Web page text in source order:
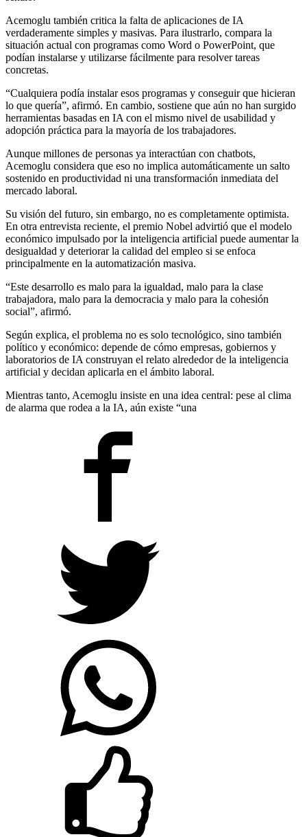
Acemoglu también critica la falta de aplicaciones de IA
verdaderamente simples y masivas. Para ilustrarlo, compara la
situación actual con programas como Word o PowerPoint, que
podían instalarse y utilizarse fácilmente para resolver tareas
concretas.
“Cualquiera podía instalar esos programas y conseguir que hicieran
lo que quería”, afirmó. En cambio, sostiene que aún no han surgido
herramientas basadas en IA con el mismo nivel de usabilidad y
adopción práctica para la mayoría de los trabajadores.
Aunque millones de personas ya interactúan con chatbots,
Acemoglu considera que eso no implica automáticamente un salto
sostenido en productividad ni una transformación inmediata del
mercado laboral.
Su visión del futuro, sin embargo, no es completamente optimista.
En otra entrevista reciente, el premio Nobel advirtió que el modelo
económico impulsado por la inteligencia artificial puede aumentar la
desigualdad y deteriorar la calidad del empleo si se enfoca
principalmente en la automatización masiva.
“Este desarrollo es malo para la igualdad, malo para la clase
trabajadora, malo para la democracia y malo para la cohesión
social”, afirmó.
Según explica, el problema no es solo tecnológico, sino también
político y económico: depende de cómo empresas, gobiernos y
laboratorios de IA construyan el relato alrededor de la inteligencia
artificial y decidan aplicarla en el ámbito laboral.
Mientras tanto, Acemoglu insiste en una idea central: pese al clima
de alarma que rodea a la IA, aún existe “una